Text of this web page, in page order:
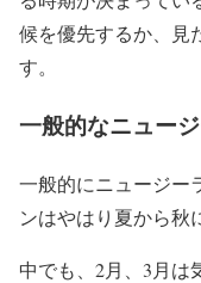
候を優先するか、見
す。
一般的なニュー
一般的にニュージー
ンはやはり夏から秋
中でも、2月、3月は